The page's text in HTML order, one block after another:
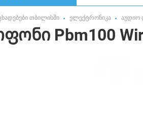
თბილისში ელექტრონიკა აუდიო
Pbm100